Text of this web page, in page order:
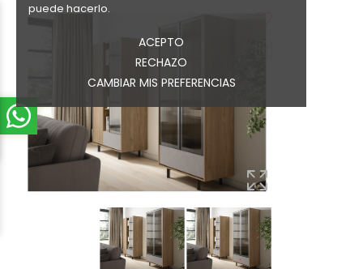
puede hacerlo.
ACEPTO
RECHAZO
CAMBIAR MIS PREFERENCIAS